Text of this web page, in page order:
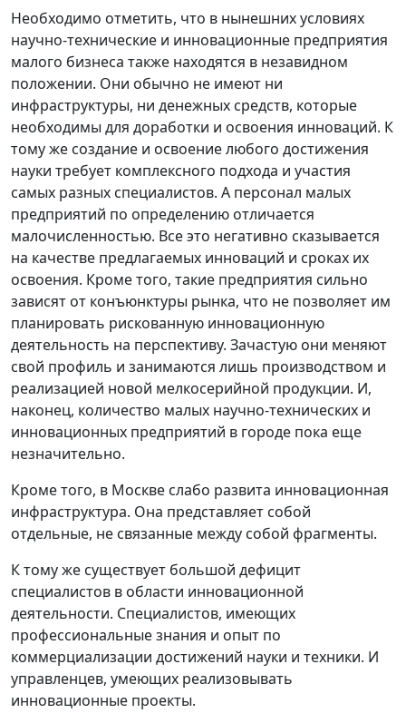
Необходимо отметить, что в нынешних условиях
научно-технические и инновационные предприятия
малого бизнеса также находятся в незавидном
положении. Они обычно не имеют ни
инфраструктуры, ни денежных средств, которые
необходимы для доработки и освоения инноваций. К
тому же создание и освоение любого достижения
науки требует комплексного подхода и участия
самых разных специалистов. А персонал малых
предприятий по определению отличается
малочисленностью. Все это негативно сказывается
на качестве предлагаемых инноваций и сроках их
освоения. Кроме того, такие предприятия сильно
зависят от конъюнктуры рынка, что не позволяет им
планировать рискованную инновационную
деятельность на перспективу. Зачастую они меняют
свой профиль и занимаются лишь производством и
реализацией новой мелкосерийной продукции. И,
наконец, количество малых научно-технических и
инновационных предприятий в городе пока еще
незначительно.
Кроме того, в Москве слабо развита инновационная
инфраструктура. Она представляет собой
отдельные, не связанные между собой фрагменты.
К тому же существует большой дефицит
специалистов в области инновационной
деятельности. Специалистов, имеющих
профессиональные знания и опыт по
коммерциализации достижений науки и техники. И
управленцев, умеющих реализовывать
инновационные проекты.